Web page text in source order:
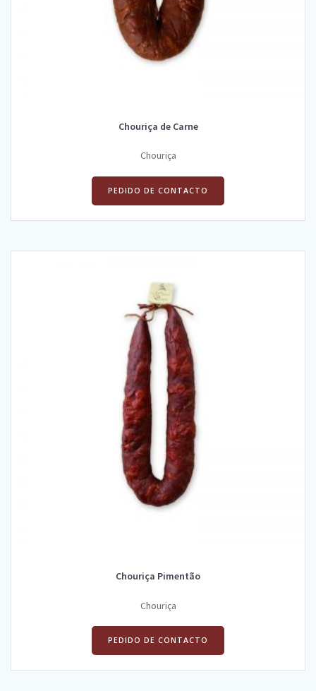
Chouriça de Carne
Chouriça
PEDIDO DE CONTACTO
Chouriça Pimentão
Chouriça
PEDIDO DE CONTACTO